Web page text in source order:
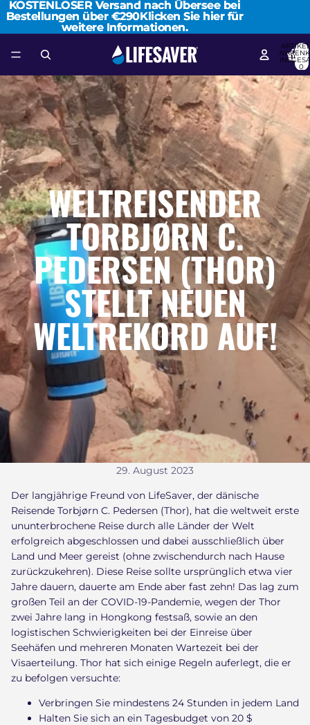
KOSTENLOSER Versand nach Übersee bei
Bestellungen über €290Klicken Sie hier für
weitere Informationen.
KOSTENLOSER Versand nach Übersee bei
Bestellungen über €290Klicken Sie hier für
weitere Informationen.
0
WELTREISENDER
TORBJØRN C.
PEDERSEN (THOR)
STELLT NEUEN
WELTREKORD AUF!
29. August 2023
Der langjährige Freund von LifeSaver, der dänische
Reisende Torbjørn C. Pedersen (Thor), hat die weltweit erste
ununterbrochene Reise durch alle Länder der Welt
erfolgreich abgeschlossen und dabei ausschließlich über
Land und Meer gereist (ohne zwischendurch nach Hause
zurückzukehren). Diese Reise sollte ursprünglich etwa vier
Jahre dauern, dauerte am Ende aber fast zehn! Das lag zum
großen Teil an der COVID-19-Pandemie, wegen der Thor
zwei Jahre lang in Hongkong festsaß, sowie an den
logistischen Schwierigkeiten bei der Einreise über
Seehäfen und mehreren Monaten Wartezeit bei der
Visaerteilung. Thor hat sich einige Regeln auferlegt, die er
zu befolgen versuchte:
Verbringen Sie mindestens 24 Stunden in jedem Land
Halten Sie sich an ein Tagesbudget von 20 $